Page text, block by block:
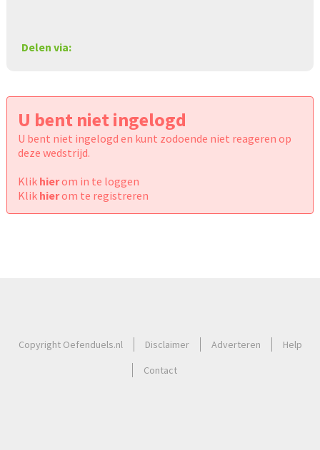
Delen via:
U bent niet ingelogd
U bent niet ingelogd en kunt zodoende niet reageren op
deze wedstrijd.
Klik hierom in te loggen
Klik hierom te registreren
Copyright Oefenduels.nl Disclaimer Adverteren
Help
Contact